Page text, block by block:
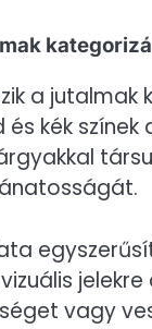
a
kék
vagy